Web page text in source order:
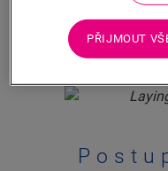
JAK
PŘIJMOUT